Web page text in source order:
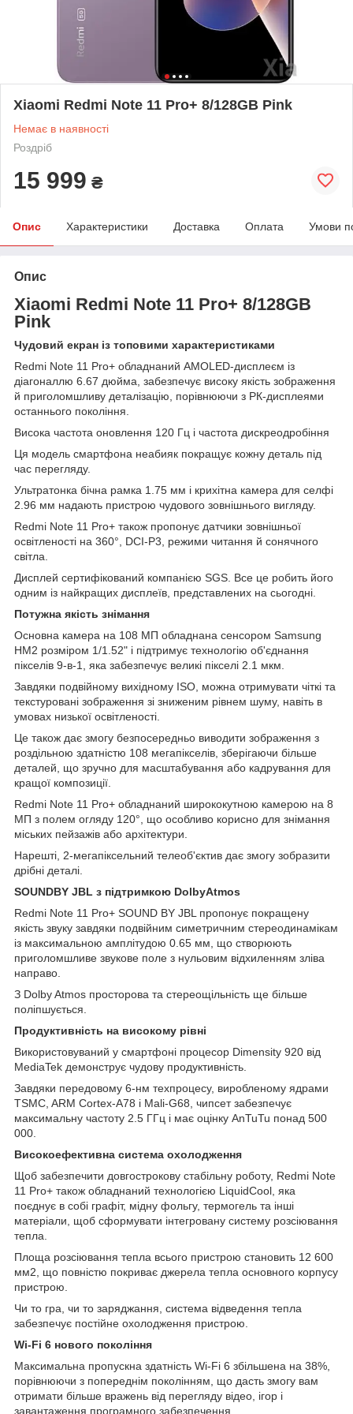
Xiaomi Redmi Note 11 Pro+ 8/128GB Pink
Немає в наявності
Роздріб
15 999 ₴
Опис Характеристики Доставка Оплата Умови
Опис
Xiaomi Redmi Note 11 Pro+ 8/128GB
Pink
Чудовий екран із топовими характеристиками
Redmi Note 11 Pro+ обладнаний AMOLED-дисплеєм із
діагоналлю 6.67 дюйма, забезпечує високу якість зображення
й приголомшливу деталізацію, порівнюючи з РК-дисплеями
останнього покоління.
Висока частота оновлення 120 Гц і частота дискреодробіння
Ця модель смартфона неабияк покращує кожну деталь під
час перегляду.
Ультратонка бічна рамка 1.75 мм і крихітна камера для селфі
2.96 мм надають пристрою чудового зовнішнього вигляду.
Redmi Note 11 Pro+ також пропонує датчики зовнішньої
освітленості на 360°, DCI-P3, режими читання й сонячного
світла.
Дисплей сертифікований компанією SGS. Все це робить його
одним із найкращих дисплеїв, представлених на сьогодні.
Потужна якість знімання
Основна камера на 108 МП обладнана сенсором Samsung
HM2 розміром 1/1.52" і підтримує технологію об'єднання
пікселів 9-в-1, яка забезпечує великі пікселі 2.1 мкм.
Завдяки подвійному вихідному ISO, можна отримувати чіткі та
текстуровані зображення зі зниженим рівнем шуму, навіть в
умовах низької освітленості.
Це також дає змогу безпосередньо виводити зображення з
роздільною здатністю 108 мегапікселів, зберігаючи більше
деталей, що зручно для масштабування або кадрування для
кращої композиції.
Redmi Note 11 Pro+ обладнаний ширококутною камерою на 8
МП з полем огляду 120°, що особливо корисно для знімання
міських пейзажів або архітектури.
Нарешті, 2-мегапіксельний телеоб'єктив дає змогу зобразити
дрібні деталі.
SOUNDBY JBL з підтримкою DolbyAtmos
Redmi Note 11 Pro+ SOUND BY JBL пропонує покращену
якість звуку завдяки подвійним симетричним стереодинамікам
із максимальною амплітудою 0.65 мм, що створюють
приголомшливе звукове поле з нульовим відхиленням зліва
направо.
З Dolby Atmos просторова та стереощільність ще більше
поліпшується.
Продуктивність на високому рівні
Використовуваний у смартфоні процесор Dimensity 920 від
MediaTek демонструє чудову продуктивність.
Завдяки передовому 6-нм техпроцесу, виробленому ядрами
TSMC, ARM Cortex-A78 і Mali-G68, чипсет забезпечує
максимальну частоту 2.5 ГГц і має оцінку AnTuTu понад 500
000.
Високоефективна система охолодження
Щоб забезпечити довгострокову стабільну роботу, Redmi Note
11 Pro+ також обладнаний технологією LiquidCool, яка
поєднує в собі графіт, мідну фольгу, термогель та інші
матеріали, щоб сформувати інтегровану систему розсіювання
тепла.
Площа розсіювання тепла всього пристрою становить 12 600
мм2, що повністю покриває джерела тепла основного корпусу
пристрою.
Чи то гра, чи то заряджання, система відведення тепла
забезпечує постійне охолодження пристрою.
Wi-Fi 6 нового покоління
Максимальна пропускна здатність Wi-Fi 6 збільшена на 38%,
порівнюючи з попереднім поколінням, що дасть змогу вам
отримати більше вражень від перегляду відео, ігор і
завантаження програмного забезпечення.